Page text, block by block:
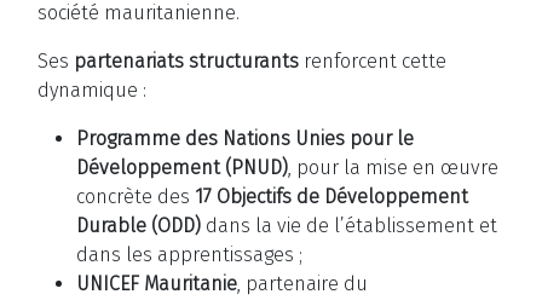
société mauritanienne.
Ses partenariats structurants renforcent cette
dynamique :
Programme des Nations Unies pour le
Développement (PNUD), pour la mise en œuvre
concrète des 17 Objectifs de Développement
Durable (ODD) dans la vie de l’établissement et
dans les apprentissages ;
UNICEF Mauritanie, partenaire du